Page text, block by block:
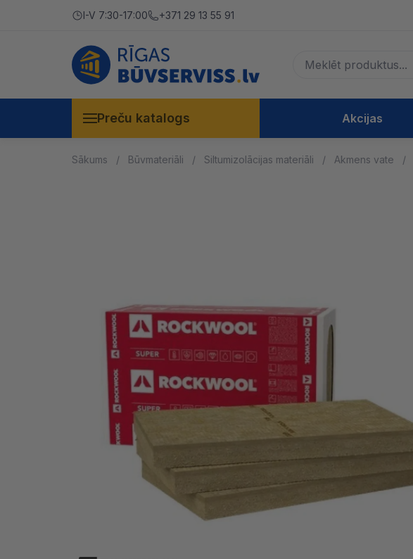
I-V 7:30-17:00 +371 29 13 55 91
Preču katalogs Akcijas
Sākums Būvmateriāli Siltumizolācijas materiāli Akmens vate